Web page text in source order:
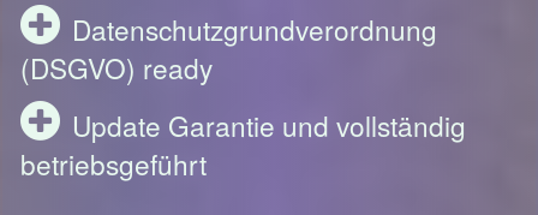
Datenschutzgrundverordnung
(DSGVO) ready
Update Garantie und vollständig
betriebsgeführt